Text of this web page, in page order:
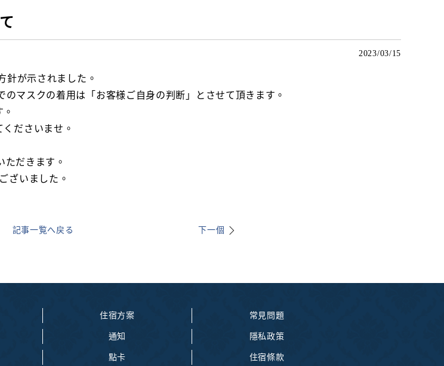
2023/03/15
針が示されました。
マスクの着用は「お客様ご自身の判断」とさせて頂きます。
ださいませ。
ただきます。
ざいました。
記事一覧へ戻る 下一個
住宿方案
通知
點卡
常見問題
隱私政策
住宿條款